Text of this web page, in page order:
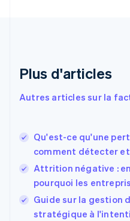
Plus d'articles
Autres articles sur la
Qu'est-ce qu'une
comment détecter
Attrition négative :
pourquoi les
Guide sur la gestion
stratégique à
Español English
English
Finlande
EnglishSvenska
FrançaisEnglish
Gibraltar
English
Grèce